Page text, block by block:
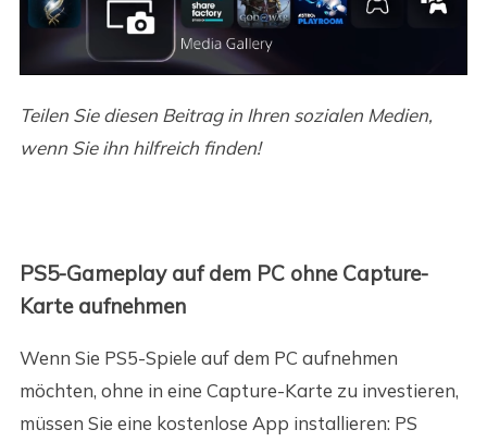
Teilen Sie diesen Beitrag in Ihren sozialen Medien,
wenn Sie ihn hilfreich finden!
PS5-Gameplay auf dem PC ohne Capture-
Karte aufnehmen
Wenn Sie PS5-Spiele auf dem PC aufnehmen
möchten, ohne in eine Capture-Karte zu investieren,
müssen Sie eine kostenlose App installieren: PS